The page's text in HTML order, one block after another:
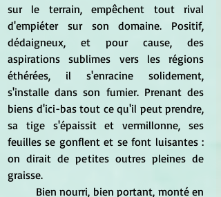
sur le terrain, empêchent tout rival
d'empiéter sur son domaine. Positif,
dédaigneux, et pour cause, des
aspirations sublimes vers les régions
éthérées, il s'enracine solidement,
s'installe dans son fumier. Prenant des
biens d'ici-bas tout ce qu'il peut prendre,
sa tige s'épaissit et vermillonne, ses
feuilles se gonflent et se font luisantes :
on dirait de petites outres pleines de
graisse.